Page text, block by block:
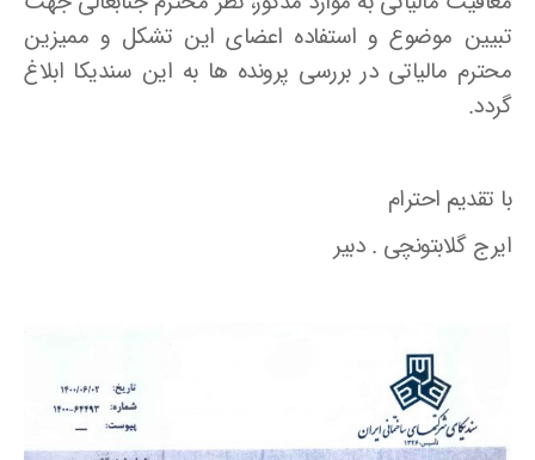
تبیین موضوع و استفاده اعضای این تشکل و ممیزین
محترم مالیاتی در بررسی پرونده ها به این سندیکا ابلاغ
گردد.
با تقدیم احترام
ایرج گلابتونچی . دبیر